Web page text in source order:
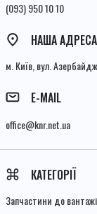
(093) 950 10 10
НАША АДРЕСА
м. Київ, вул.
E-MAIL
office@knr.net.ua
КАТЕГОРІЇ
Запчастини до